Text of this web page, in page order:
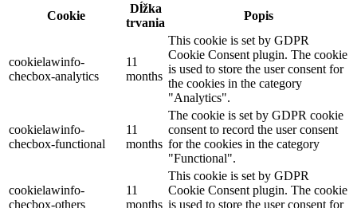
Cookie
Dĺžka
trvania
Popis
cookielawinfo-
checbox-analytics
11
months
This cookie is set by GDPR
Cookie Consent plugin. The cookie
is used to store the user consent for
the cookies in the category
"Analytics".
cookielawinfo-
checbox-functional
11
months
The cookie is set by GDPR cookie
consent to record the user consent
for the cookies in the category
"Functional".
cookielawinfo-
checbox-others
11
months
This cookie is set by GDPR
Cookie Consent plugin. The cookie
is used to store the user consent for